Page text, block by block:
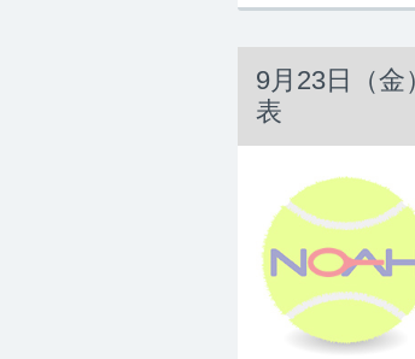
9月23日（
表